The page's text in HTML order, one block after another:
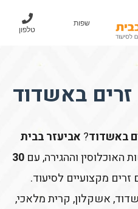
שפות
טלפון
באשדוד
באשדוד? אביעזר בבית
האוכלוסין וההגירה, עם 30
מקצועיים לסיעוד.
אשקלון, קרית מלאכי,